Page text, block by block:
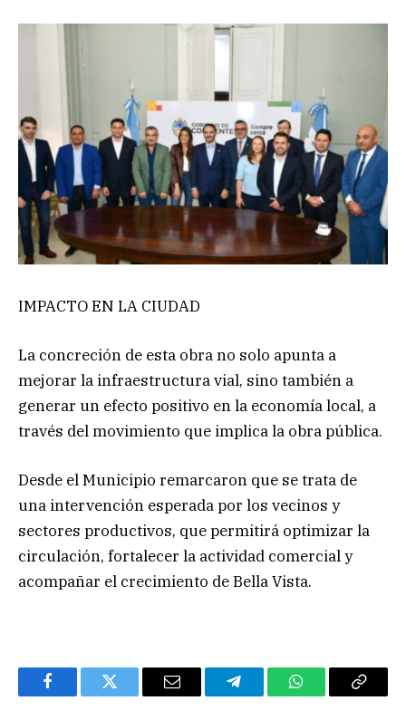
IMPACTO EN LA CIUDAD
La concreción de esta obra no solo apunta a
mejorar la infraestructura vial, sino también a
generar un efecto positivo en la economía local, a
través del movimiento que implica la obra pública.
Desde el Municipio remarcaron que se trata de
una intervención esperada por los vecinos y
sectores productivos, que permitirá optimizar la
circulación, fortalecer la actividad comercial y
acompañar el crecimiento de Bella Vista.
FacebookTwitter Email TelegramWhatsAppCopy